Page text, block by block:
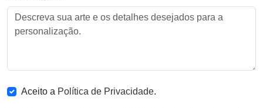
Aceito a Política de Privacidade.